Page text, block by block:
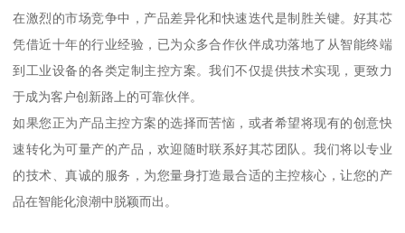
在激烈的市场竞争中，产品差异化和快速迭代是制胜关键。好其芯
凭借近十年的行业经验，已为众多合作伙伴成功落地了从智能终端
到工业设备的各类定制主控方案。我们不仅提供技术实现，更致力
于成为客户创新路上的可靠伙伴。
如果您正为产品主控方案的选择而苦恼，或者希望将现有的创意快
速转化为可量产的产品，欢迎随时联系好其芯团队。我们将以专业
的技术、真诚的服务，为您量身打造最合适的主控核心，让您的产
品在智能化浪潮中脱颖而出。